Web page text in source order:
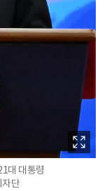
대 대통령
자단